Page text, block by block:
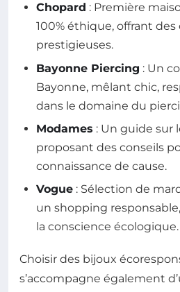
Chopard : Première
100% éthique, offrant
prestigieuses.
Bayonne Piercing : Un
Bayonne, mêlant chic,
dans le domaine du
Modames : Un guide sur
proposant des conseils
connaissance de cause.
Vogue : Sélection de
un shopping
la conscience écologique.
Choisir des bijoux
s’accompagne également